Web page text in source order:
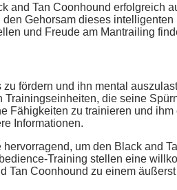
and Tan Coonhound erfolgreich
Gehorsam dieses
und Freude am Mantrailing
fördern und ihn mental
die seine
Fähigkeiten zu trainieren und
Informationen.
um den Black and
Training stellen eine
Coonhound zu einem